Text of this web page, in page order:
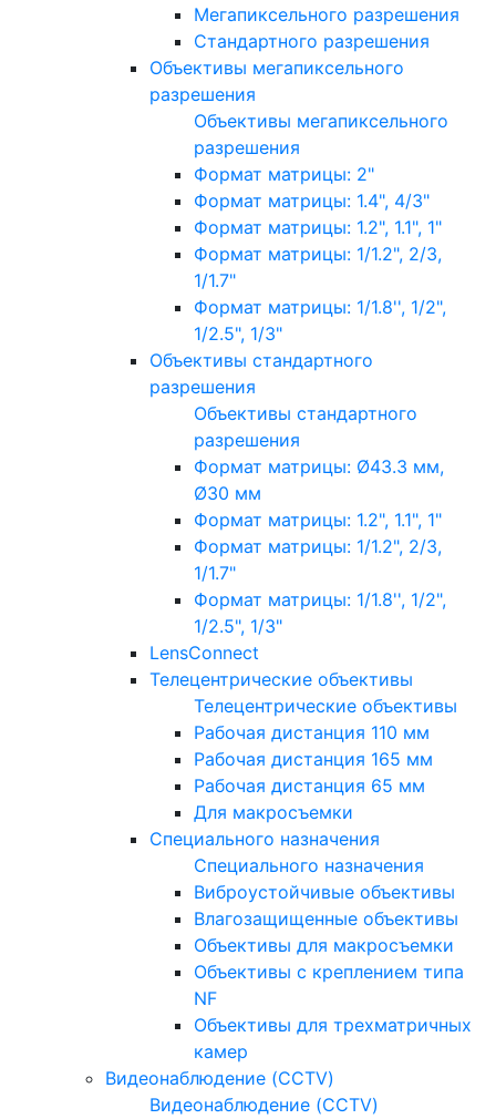
Мегапиксельного разрешения
Стандартного разрешения
Объективы мегапиксельного
разрешения
Объективы мегапиксельного
разрешения
Формат матрицы: 2"
Формат матрицы: 1.4", 4/3"
Формат матрицы: 1.2", 1.1", 1"
Формат матрицы: 1/1.2", 2/3,
1/1.7"
Формат матрицы: 1/1.8'', 1/2",
1/2.5", 1/3"
Объективы стандартного
разрешения
Объективы стандартного
разрешения
Формат матрицы: Ø43.3 мм,
Ø30 мм
Формат матрицы: 1.2", 1.1", 1"
Формат матрицы: 1/1.2", 2/3,
1/1.7"
Формат матрицы: 1/1.8'', 1/2",
1/2.5", 1/3"
LensConnect
Телецентрические объективы
Телецентрические объективы
Рабочая дистанция 110 мм
Рабочая дистанция 165 мм
Рабочая дистанция 65 мм
Для макросъемки
Специального назначения
Специального назначения
Виброустойчивые объективы
Влагозащищенные объективы
Объективы для макросъемки
Объективы с креплением типа
NF
Объективы для трехматричных
камер
Видеонаблюдение (CCTV)
Видеонаблюдение (CCTV)